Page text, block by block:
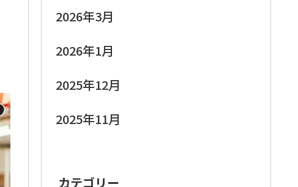
2026年3月
2026年1月
2025年12月
2025年11月
カテゴリー